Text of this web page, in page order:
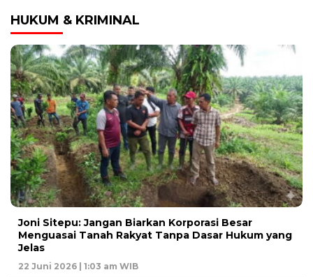
HUKUM & KRIMINAL
Joni Sitepu: Jangan Biarkan Korporasi Besar
Menguasai Tanah Rakyat Tanpa Dasar Hukum yang
Jelas
22 Juni 2026 | 1:03 am WIB